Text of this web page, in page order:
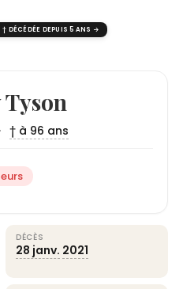
† DÉCÉDÉE DEPUIS 5 ANS →
· † à 96 ans
DÉCÈS
28 janv. 2021